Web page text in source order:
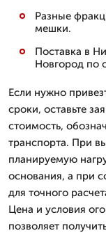
Разные
мешки.
Поставка в
Новгород по
Если нужно
сроки, оставьте
стоимость,
транспорта. При
планируемую
основания, а при
для точного
Цена и условия
позволяет